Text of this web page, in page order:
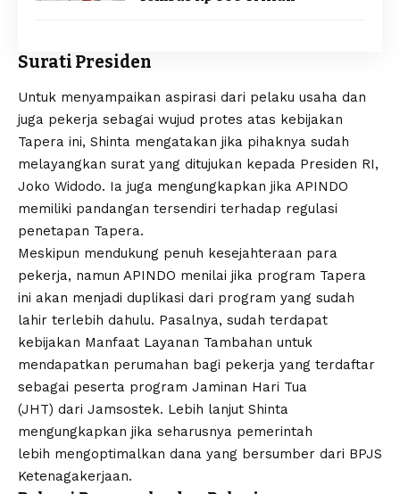
Surati Presiden
Untuk menyampaikan aspirasi dari pelaku usaha dan
juga pekerja sebagai wujud protes atas kebijakan
Tapera ini, Shinta mengatakan jika pihaknya sudah
melayangkan surat yang ditujukan kepada Presiden RI,
Joko Widodo. Ia juga mengungkapkan jika APINDO
memiliki pandangan tersendiri terhadap regulasi
penetapan Tapera.
Meskipun mendukung penuh kesejahteraan para
pekerja, namun APINDO menilai jika program Tapera
ini akan menjadi duplikasi dari program yang sudah
lahir terlebih dahulu. Pasalnya, sudah terdapat
kebijakan Manfaat Layanan Tambahan untuk
mendapatkan perumahan bagi pekerja yang terdaftar
sebagai peserta program Jaminan Hari Tua
(JHT) dari Jamsostek. Lebih lanjut Shinta
mengungkapkan jika seharusnya pemerintah
lebih mengoptimalkan dana yang bersumber dari BPJS
Ketenagakerjaan.